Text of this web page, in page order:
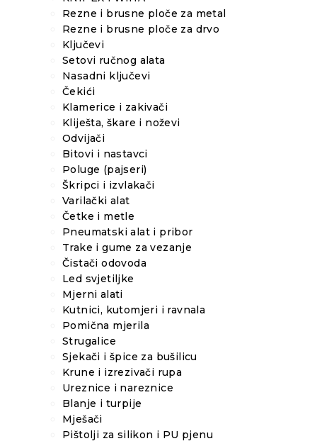
Rezne i brusne ploče za metal
Rezne i brusne ploče za drvo
Ključevi
Setovi ručnog alata
Nasadni ključevi
Čekići
Klamerice i zakivači
Kliješta, škare i noževi
Odvijači
Bitovi i nastavci
Poluge (pajseri)
Škripci i izvlakači
Varilački alat
Četke i metle
Pneumatski alat i pribor
Trake i gume za vezanje
Čistači odovoda
Led svjetiljke
Mjerni alati
Kutnici, kutomjeri i ravnala
Pomična mjerila
Strugalice
Sjekači i špice za bušilicu
Krune i izrezivači rupa
Ureznice i nareznice
Blanje i turpije
Mješači
Pištolji za silikon i PU pjenu